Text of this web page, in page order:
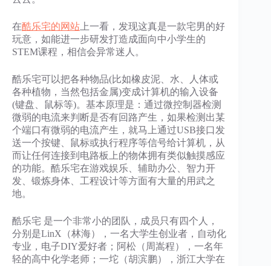
在酷乐宅的网站 上一看，发现这真是一款宅男的好
玩意，如能进一步研发打造成面向中小学生的
STEM课程，相信会异常迷人。
酷乐宅可以把各种物品(比如橡皮泥、水、人体或
各种植物，当然包括金属)变成计算机的输入设备
(键盘、鼠标等)。基本原理是：通过微控制器检测
微弱的电流来判断是否有回路产生，如果检测出某
个端口有微弱的电流产生，就马上通过USB接口发
送一个按键、鼠标或执行程序等信号给计算机，从
而让任何连接到电路板上的物体拥有类似触摸感应
的功能。酷乐宅在游戏娱乐、辅助办公、智力开
发、锻炼身体、工程设计等方面有大量的用武之
地。
酷乐宅 是一个非常小的团队，成员只有四个人，
分别是LinX（林海），一名大学生创业者，自动化
专业，电子DIY爱好者；阿松（周嵩程），一名年
轻的高中化学老师；一坨（胡滨鹏），浙江大学在